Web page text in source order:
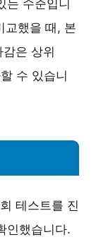
는 수준입니
교했을 때, 본
감은 상위
수 있습니
테스트를 진
인했습니다.